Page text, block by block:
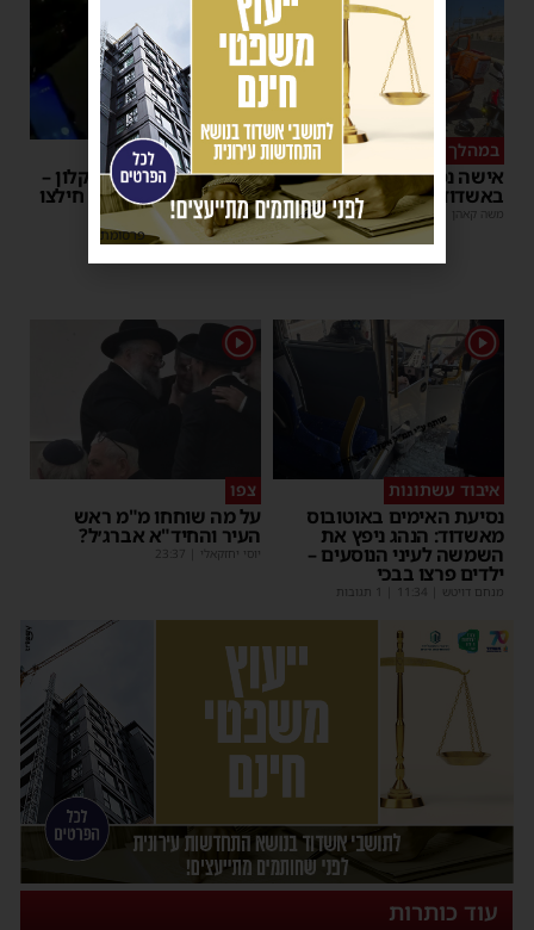
במהלך העבודה
אישה נפלה מסולם במחסן
באשדוד
משה קאהן 17:31
צפו
תינוק ננעל ברכב באשקלון –
המתנדבים האשדודים חילצו
אותו בשלום
משה קאהן 11:53
1
איבוד עשתונות
נסיעת האימים באוטובוס
מאשדוד: הנהג ניפץ את
השמשה לעיני הנוסעים –
ילדים פרצו בבכי
מנחם דויטש 11:34
1
צפו
על מה שוחחו מ"מ ראש
העיר והחיד"א אברג׳ל?
יוסי יחזקאלי 23:37
עוד כותרות
פרסומת